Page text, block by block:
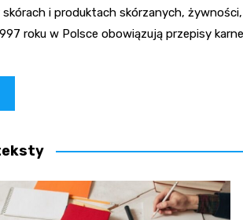
i produktach skórzanych,
roku w Polsce obowiązują przepisy